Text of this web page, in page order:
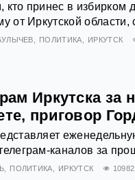
кто принес в избирком
от Иркутской
ПОЛИТИКА ИРКУТСК
Иркутска
приговор
каналов за
ПОЛИТИКА ИРКУТСК 10982